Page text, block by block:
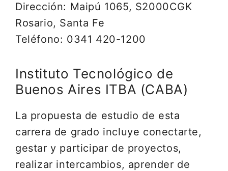
Dirección: Maipú 1065, S2000CGK
Rosario, Santa Fe
Teléfono: 0341 420-1200
Instituto Tecnológico de
Buenos Aires ITBA (CABA)
La propuesta de estudio de esta
carrera de grado incluye conectarte,
gestar y participar de proyectos,
realizar intercambios, aprender de